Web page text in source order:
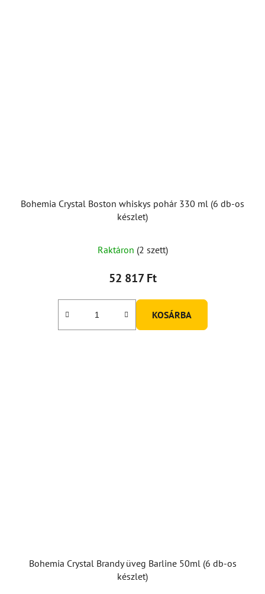
Bohemia Crystal Boston whiskys pohár 330 ml (6 db-os
készlet)
Raktáron (2 szett)
52 817 Ft
KOSÁRBA
Bohemia Crystal Brandy üveg Barline 50ml (6 db-os
készlet)